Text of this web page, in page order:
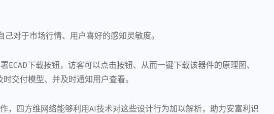
对于市场行情、用户喜好的感知灵敏度。
下载按钮，访客可以点击按钮、从而一键下载该器件的原理图、
交付模型、并及时通知用户查看。
，四方维网络能够利用AI技术对这些设计行为加以解析，助力安富利识